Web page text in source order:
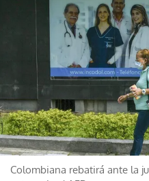
Colombiana rebatirá ante la